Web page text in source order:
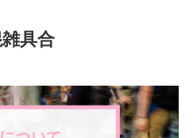
雑具合